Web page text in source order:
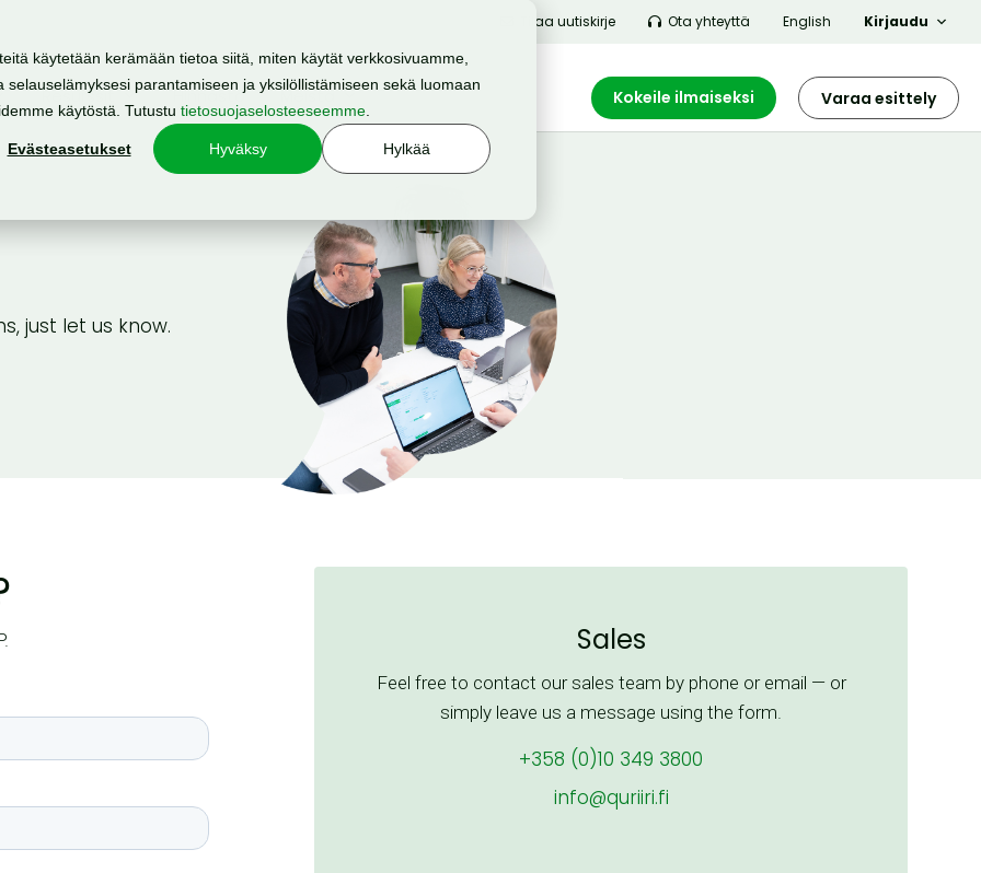
käytetään kerämään tietoa siitä, miten käytät verkkosivuamme,
parantamiseen ja yksilöllistämiseen sekä luomaan
käytöstä. Tutustu tietosuojaselosteeseemme
Evästeasetukset Hyväksy Hylkää
Tilaa uutiskirje Ota yhteyttä Kirjaudu
English
Resurssit Hinnasto Meistä Varaa esittely
Kokeile ilmaiseksi
just let us know.
Sales
Feel free to contact our sales team by phone or email — or
simply leave us a message using the form.
+358 (0)10 349 3800
info@quriiri.fi